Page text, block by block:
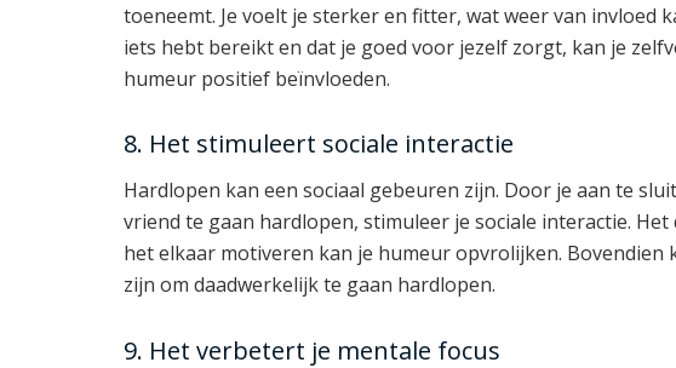
toeneemt. Je voelt je sterker en fitter, wat weer van invloed
iets hebt bereikt en dat je goed voor jezelf zorgt, kan je
humeur positief beïnvloeden.
8. Het stimuleert sociale interactie
Hardlopen kan een sociaal gebeuren zijn. Door je aan te
vriend te gaan hardlopen, stimuleer je sociale interactie.
het elkaar motiveren kan je humeur opvrolijken. Bovendien
zijn om daadwerkelijk te gaan hardlopen.
9. Het verbetert je mentale focus